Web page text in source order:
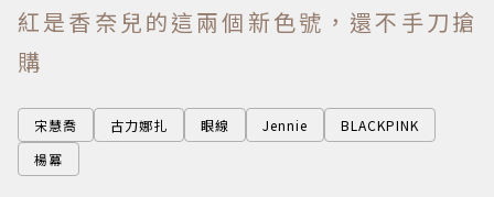
紅是香奈兒的這兩個新色號，還不手刀搶
購
宋慧喬 古力娜扎 眼線 Jennie
BLACKPINK
楊冪